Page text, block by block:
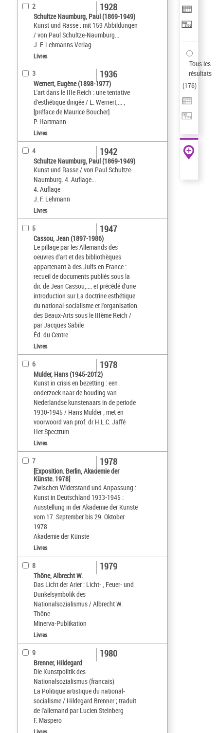
2
Schultze Naumburg, Paul (1869-1949)
Kunst und Rasse : mit 159 Abbildungen
/ von Paul Schultze-Naumburg...
J. F. Lehmanns Verlag
1928
Livres
3
Wernert, Eugène (1898-1977)
L'art dans le IIIe Reich : une tentative
d'esthétique dirigée / E. Wernert,... ;
[préface de Maurice Boucher]
P. Hartmann
1936
Livres
4
Schultze Naumburg, Paul (1869-1949)
Kunst und Rasse / von Paul Schultze-
Naumburg. 4. Auflage...
4. Auflage
J. F. Lehmann
1942
Livres
5
Cassou, Jean (1897-1986)
Le pillage par les Allemands des
oeuvres d'art et des bibliothèques
appartenant à des Juifs en France :
recueil de documents publiés sous la
dir. de Jean Cassou,.... et précédé d'une
introduction sur La doctrine esthétique
du national-socialisme et l'organisation
des Beaux-Arts sous le IIIème Reich /
par Jacques Sabile
Éd. du Centre
1947
Livres
6
Mulder, Hans (1945-2012)
Kunst in crisis en bezetting : een
onderzoek naar de houding van
Nederlandse kunstenaars in de periode
1930-1945 / Hans Mulder ; met en
voorwoord van prof. dr H.L.C. Jaffé
Het Spectrum
1978
Livres
7
[Exposition. Berlin, Akademie der
Künste. 1978]
Zwischen Widerstand und Anpassung :
Kunst in Deutschland 1933-1945 :
Ausstellung in der Akademie der Künste
vom 17. September bis 29. Oktober
1978
Akademie der Künste
1978
Livres
8
Thöne, Albrecht W.
Das Licht der Arier : Licht- , Feuer- und
Dunkelsymbolik des
Nationalsozialismus / Albrecht W.
Thöne
Minerva-Publikation
1979
Livres
9
Brenner, Hildegard
Die Kunstpolitik des
Nationalsozialismus (francais)
La Politique artistique du national-
socialisme / Hildegard Brenner ; traduit
de l'allemand par Lucien Steinberg
F. Maspero
1980
Tous les
résultats
(176)